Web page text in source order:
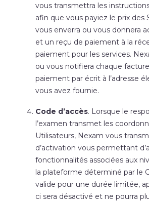
vous transmettra les
afin que vous payiez le prix des
vous enverra ou vous donnera
et un reçu de paiement à la
paiement pour les services.
ou vous notifiera chaque
paiement par écrit à l’adresse
vous avez fournie.
Code d’accès. Lorsque le
l’examen transmet les
Utilisateurs, Nexam vous
d’activation vous permettant
fonctionnalités associées aux
la plateforme déterminé par le
valide pour une durée limitée,
ci sera désactivé et ne pourra